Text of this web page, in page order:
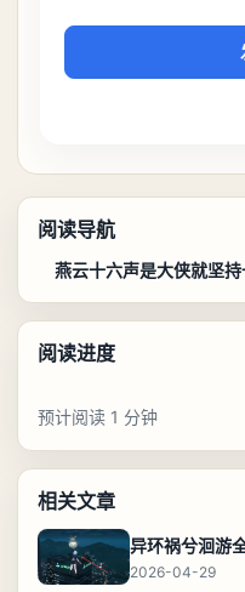
阅读导航
燕云十六声是大侠就坚
阅读进度
预计阅读 1 分钟
相关文章
异环祸兮洄游
2026-04-29